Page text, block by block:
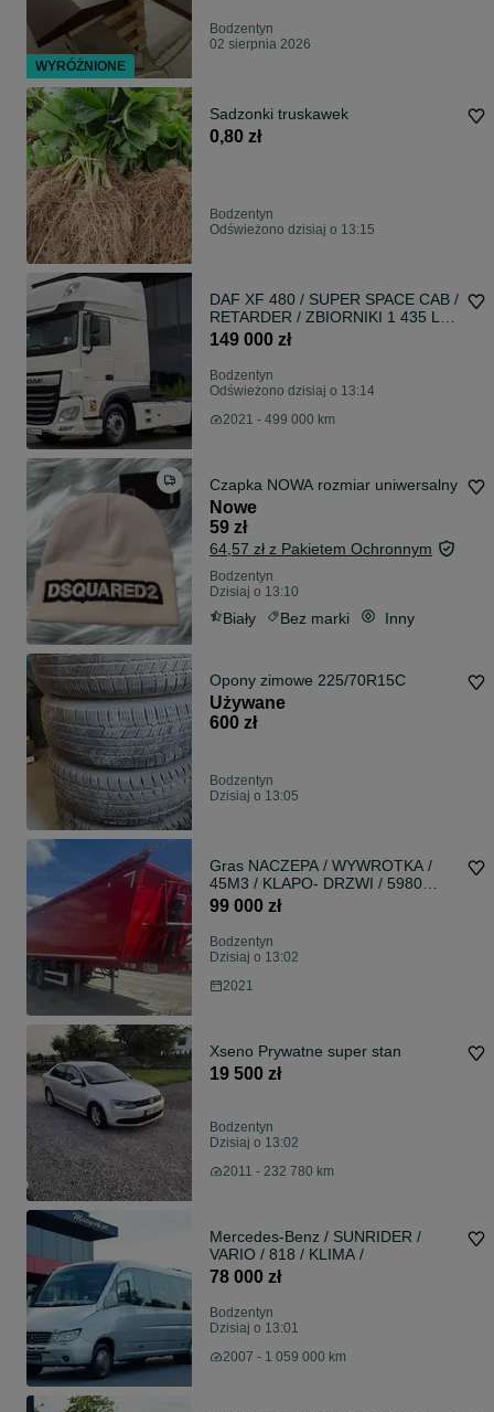
Bodzentyn
02 sierpnia 2026
Sadzonki truskawek
0,80 zł
Bodzentyn
Odświeżono dzisiaj o 13:15
DAF XF 480 / SUPER SPACE CAB /
RETARDER / ZBIORNIKI 1 435 L /
2021 ROK
149 000 zł
Bodzentyn
Odświeżono dzisiaj o 13:14
2021 - 499 000 km
Czapka NOWA rozmiar uniwersalny
Nowe
59 zł
64,57 zł z Pakietem Ochronnym
Bodzentyn
Dzisiaj o 13:10
Biały Bez marki Inny
Opony zimowe 225/70R15C
Używane
600 zł
Bodzentyn
Dzisiaj o 13:05
Gras NACZEPA / WYWROTKA /
45M3 / KLAPO- DRZWI / 5980
KG!!!
99 000 zł
Bodzentyn
Dzisiaj o 13:02
2021
Xseno Prywatne super stan
19 500 zł
Bodzentyn
Dzisiaj o 13:02
2011 - 232 780 km
Mercedes-Benz / SUNRIDER /
VARIO / 818 / KLIMA /
78 000 zł
Bodzentyn
Dzisiaj o 13:01
2007 - 1 059 000 km
WYRÓŻNIONE